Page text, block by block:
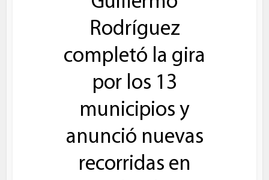
Rodríguez
completó la gira
por los 13
municipios y
anunció nuevas
recorridas en